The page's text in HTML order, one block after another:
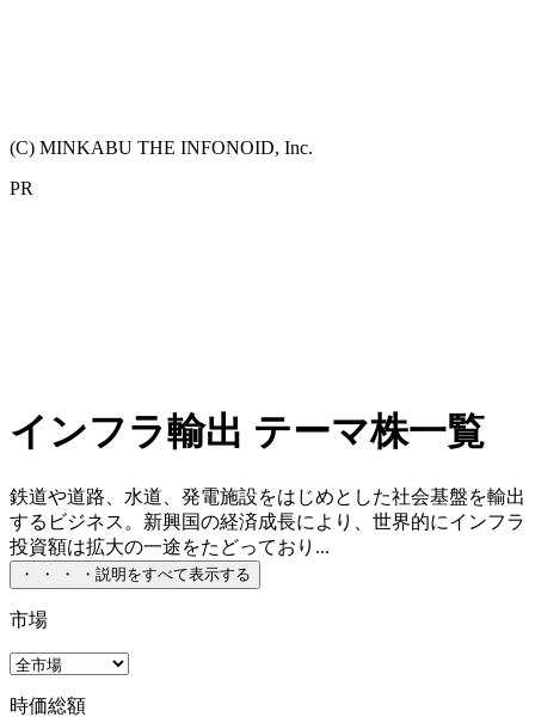
(C) MINKABU THE INFONOID, Inc.
PR
インフラ輸出 テーマ株一覧
鉄道や道路、水道、発電施設をはじめとした社会基盤を輸出
するビジネス。新興国の経済成長により、世界的にインフラ
投資額は拡大の一途をたどっており...
・ ・ ・ ・ 説明をすべて表示する
市場
時価総額